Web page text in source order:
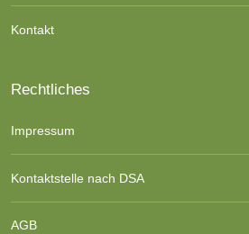
Kontakt
Rechtliches
Impressum
Kontaktstelle nach DSA
AGB